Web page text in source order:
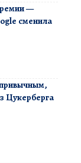
—
сменила
Цукерберга